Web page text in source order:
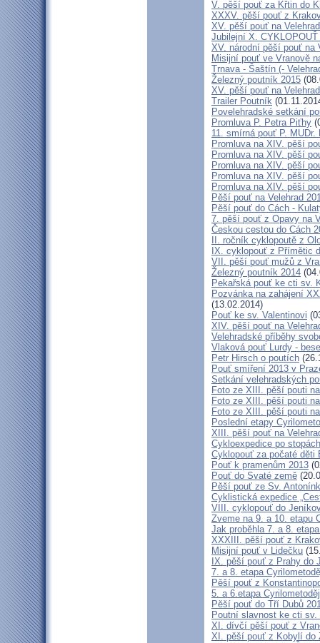
V. pěší pouť za Křtin do
XXXV. pěší pouť z
XV. pěší pouť na
Jubilejní X.
XV. národní pěší pouť na
Misijní pouť ve Vranově
Trnava - Šaštín (-
Železný poutník 2015
XV. pěší pouť na
Trailer Poutník
Povelehradské setkání
Promluva P. Petra Piťhy
11. smírná pouť P.
Promluva na XIV. pěší
Promluva na XIV. pěší
Promluva na XIV. pěší
Promluva na XIV. pěší
Promluva na XIV. pěší
Pěší pouť na Velehrad
Pěší pouť do Cách -
7. pěší pouť z Opavy na
Českou cestou do Cách
II. ročník cyklopoutě z
IX. cyklopouť z Přímětic
VII. pěší pouť mužů z
Železný poutník 2014
Pekařská pouť ke cti sv.
Pozvánka na zahájení
(13.02.2014)
Pouť ke sv. Valentinovi
XIV. pěší pouť na
Velehradské příběhy
Vlaková pouť Lurdy -
Petr Hirsch o poutích
Pouť smíření 2013 v
Setkání velehradských
Foto ze XIII. pěší pouti
Foto ze XIII. pěší pouti
Foto ze XIII. pěší pouti
Poslední etapy
XIII. pěší pouť na
Cykloexpedice po
Cyklopouť za počaté děti
Pouť k pramenům 2013
Pouť do Svaté země
Pěší pouť ze Sv.
Cyklistická expedice
VIII. cyklopouť do
Zveme na 9. a 10. etapu
Jak proběhla 7. a 8.
XXXIII. pěší pouť z
Misijní pouť v Lidečku
IX. pěší pouť z Prahy do
7. a 8. etapa
Pěší pouť z
5. a 6.etapa
Pěší pouť do Tří Dubů
Poutní slavnost ke cti sv.
XI. dívčí pěší pouť z
XI. pěší pouť z Kobylí do